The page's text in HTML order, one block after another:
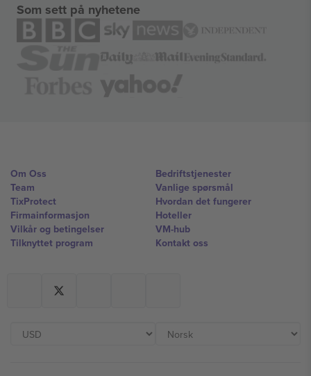
Som sett på nyhetene
Om Oss
Team
TixProtect
Firmainformasjon
Vilkår og betingelser
Tilknyttet program
Bedriftstjenester
Vanlige spørsmål
Hvordan det fungerer
Hoteller
VM-hub
Kontakt oss